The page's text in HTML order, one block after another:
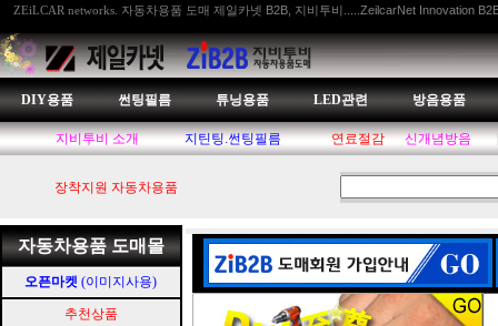
ZEiLCAR networks. 자동차용품 도매 제일카넷 B2B, 지비투비.....ZeilcarNet Innovation
DIY용품 썬팅필름 튜닝용품 LED관련 방음용품
지비투비 소개 지틴팅.썬팅필름 연료절감 신개념방음
장착지원 자동차용품
자동차용품 도매몰
오픈마켓 (이미지사용)
추천상품